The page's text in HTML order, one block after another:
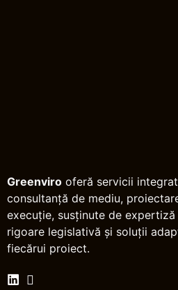
Greenviro oferă servicii
consultanță de mediu,
execuție, susținute de expertiză
rigoare legislativă și soluții
fiecărui proiect.